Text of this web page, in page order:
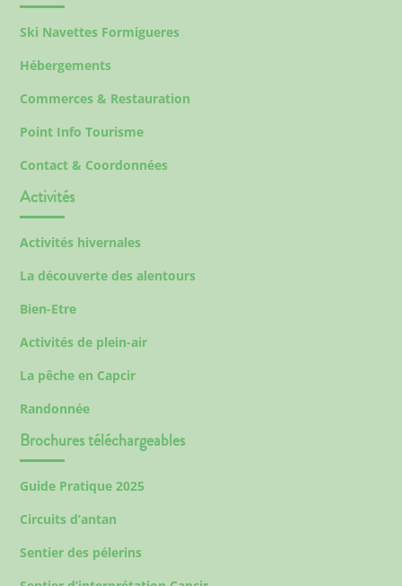
Ski Navettes Formigueres
Hébergements
Commerces & Restauration
Point Info Tourisme
Contact & Coordonnées
Activités
Activités hivernales
La découverte des alentours
Bien-Etre
Activités de plein-air
La pêche en Capcir
Randonnée
Brochures téléchargeables
Guide Pratique 2025
Circuits d’antan
Sentier des pélerins